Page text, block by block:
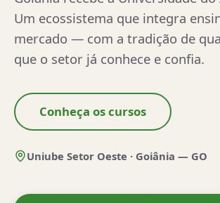
Um ecossistema que integra
mercado — com a tradição de
que o setor já conhece e confia.
Conheça os cursos
Uniube Setor Oeste · Goiânia — GO